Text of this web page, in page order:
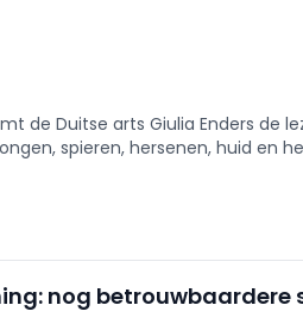
de Duitse arts Giulia Enders de
spieren, hersenen, huid en
nog